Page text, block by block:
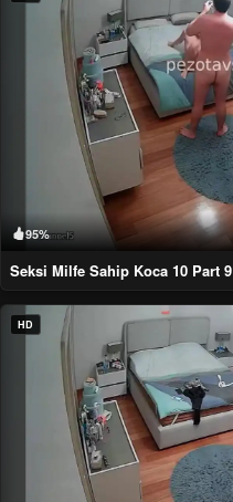
95%
Seksi Milfe Sahip Koca 10 Part 9
HD